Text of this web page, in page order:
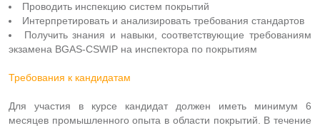
Проводить инспекцию систем покрытий
Интерпретировать и анализировать требования стандартов
Получить знания и навыки, соответствующие требованиям
экзамена BGAS-CSWIP на инспектора по покрытиям
Требования к кандидатам
Для участия в курсе кандидат должен иметь минимум 6
месяцев промышленного опыта в области покрытий. В течение